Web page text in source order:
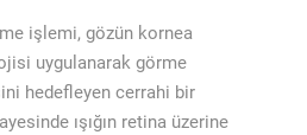
işlemi, gözün kornea
uygulanarak görme
hedefleyen cerrahi bir
ışığın retina üzerine